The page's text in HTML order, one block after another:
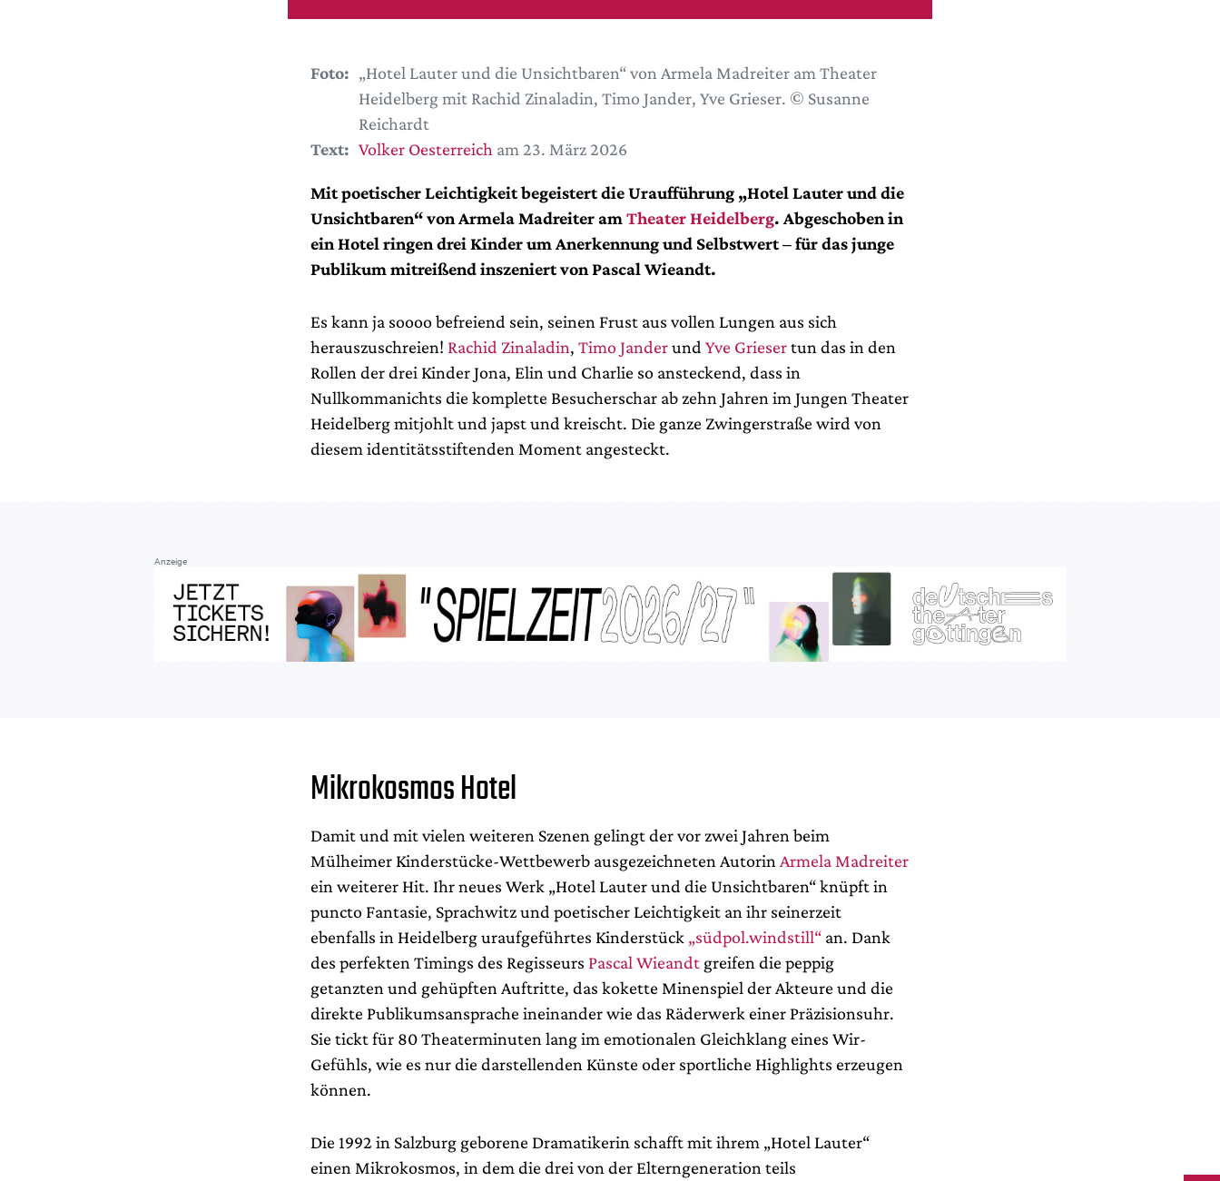
Foto: „Hotel Lauter und die Unsichtbaren“ von Armela Madreiter am Theater
Heidelberg mit Rachid Zinaladin, Timo Jander, Yve Grieser. © Susanne
Reichardt
Text: Volker Oesterreich am 23. März 2026
Mit poetischer Leichtigkeit begeistert die Uraufführung „Hotel Lauter und die
Unsichtbaren“ von Armela Madreiter am Theater Heidelberg. Abgeschoben in
ein Hotel ringen drei Kinder um Anerkennung und Selbstwert – für das junge
Publikum mitreißend inszeniert von Pascal Wieandt.
Es kann ja soooo befreiend sein, seinen Frust aus vollen Lungen aus sich
herauszuschreien! Rachid Zinaladin, Timo Janderund Yve Griesertun das in den
Rollen der drei Kinder Jona, Elin und Charlie so ansteckend, dass in
Nullkommanichts die komplette Besucherschar ab zehn Jahren im Jungen Theater
Heidelberg mitjohlt und japst und kreischt. Die ganze Zwingerstraße wird von
diesem identitätsstiftenden Moment angesteckt.
Anzeige
Mikrokosmos Hotel
Damit und mit vielen weiteren Szenen gelingt der vor zwei Jahren beim
Mülheimer Kinderstücke-Wettbewerb ausgezeichneten Autorin Armela Madreiter
ein weiterer Hit. Ihr neues Werk „Hotel Lauter und die Unsichtbaren“ knüpft in
puncto Fantasie, Sprachwitz und poetischer Leichtigkeit an ihr seinerzeit
ebenfalls in Heidelberg uraufgeführtes Kinderstück „südpol.windstill“ an. Dank
des perfekten Timings des Regisseurs Pascal Wieandt greifen die peppig
getanzten und gehüpften Auftritte, das kokette Minenspiel der Akteure und die
direkte Publikumsansprache ineinander wie das Räderwerk einer Präzisionsuhr.
Sie tickt für 80 Theaterminuten lang im emotionalen Gleichklang eines Wir-
Gefühls, wie es nur die darstellenden Künste oder sportliche Highlights erzeugen
können.
Die 1992 in Salzburg geborene Dramatikerin schafft mit ihrem „Hotel Lauter“
einen Mikrokosmos, in dem die drei von der Elterngeneration teils